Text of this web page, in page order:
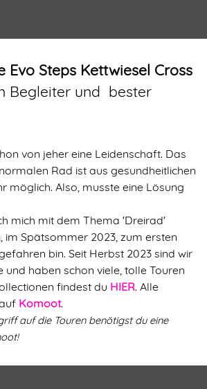
Evo Steps Kettwiesel Cross
Begleiter und bester
von jeher eine Leidenschaft. Das
Rad ist aus gesundheitlichen
möglich. Also, musste eine Lösung
mich mit dem Thema 'Dreirad'
im Spätsommer 2023, zum ersten
bin. Seit Herbst 2023 sind wir
und haben schon viele, tolle Touren
findest du HIER. Alle
Komoot.
auf die Touren benötigst du eine